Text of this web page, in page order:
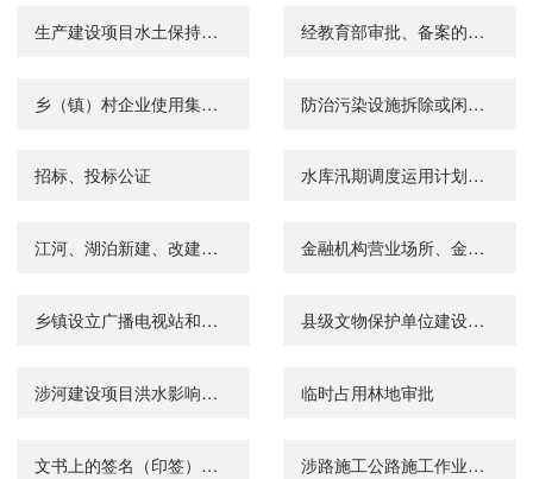
生产建设项目水土保持方案审批结果查询 经教育部审批、备案的中外合作办学机构与项目查询
乡（镇）村企业使用集体建设用地审批 防治污染设施拆除或闲置审批
招标、投标公证 水库汛期调度运用计划审批
江河、湖泊新建、改建或者扩大排污口审核 金融机构营业场所、金库安全防范设施建设方案审批及工程验收
乡镇设立广播电视站和机关、部队、团体、企业事业单位设立有线广播电视站审批 县级文物保护单位建设控制地带内建设工程设计方案审批
涉河建设项目洪水影响评价查询 临时占用林地审批
文书上的签名（印签）公证 涉路施工公路施工作业验收